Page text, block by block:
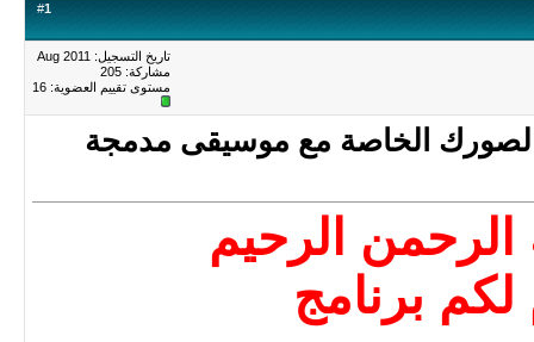
#1
تاريخ التسجيل: Aug 2011
مشاركة: 205
مستوى تقييم العضوية: 16
لصورك الخاصة مع موسيقى مدمجة
الرحمن الرحيم
لكم برنامج